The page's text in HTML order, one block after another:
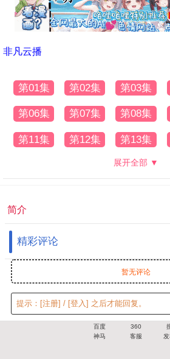
非凡云播
第01集 第02集 第03集
第06集 第07集 第08集
第11集 第12集 第13集
展开全部 ▼
简介
精彩评论
暂无评论
提示： [注册] / [登入] 之后才能回复。
百度 360
神马
客服